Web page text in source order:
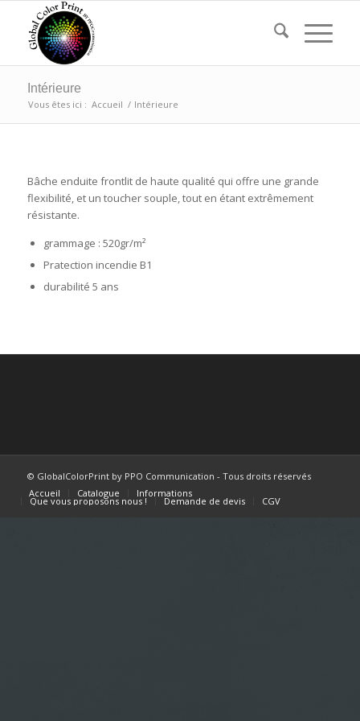
Intérieure
Vous êtes ici : Accueil / Intérieure
Bâche enduite frontlit de haute qualité qui offre une grande
flexibilité, et un toucher souple, tout en étant extrêmement
résistante.
grammage : 520gr/m²
Pratection incendie B1
durabilité 5 ans
© GlobalColorPrint by PPO Communication - Tous droits réservés
Accueil
Catalogue Informations
Que vous proposons nous ! Demande de devis CGV